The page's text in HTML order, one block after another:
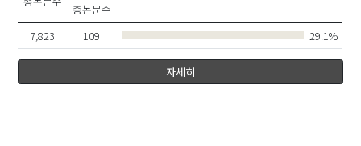
총논문수
7,823 109 29.1%
자세히